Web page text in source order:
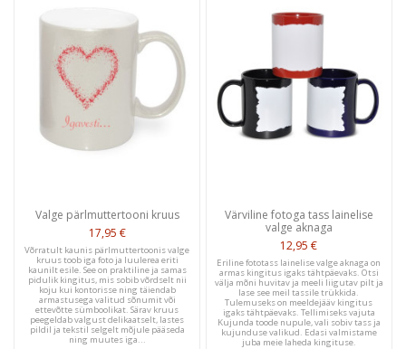
Valge pärlmuttertooni kruus
17,95 €
Võrratult kaunis pärlmuttertoonis valge
kruus toob iga foto ja luulerea eriti
kaunilt esile. See on praktiline ja samas
pidulik kingitus, mis sobib võrdselt nii
koju kui kontorisse ning täiendab
armastusega valitud sõnumit või
ettevõtte sümboolikat. Särav kruus
peegeldab valgust delikaatselt, lastes
pildil ja tekstil selgelt mõjule pääseda
ning muutes iga...
Värviline fotoga tass lainelise
valge aknaga
12,95 €
Eriline fototass lainelise valge aknaga on
armas kingitus igaks tähtpäevaks. Otsi
välja mõni huvitav ja meeli liigutav pilt ja
lase see meil tassile trükkida.
Tulemuseks on meeldejääv kingitus
igaks tähtpäevaks. Tellimiseks vajuta
Kujunda toode nupule, vali sobiv tass ja
kujunduse valikud. Edasi valmistame
juba meie laheda kingituse.